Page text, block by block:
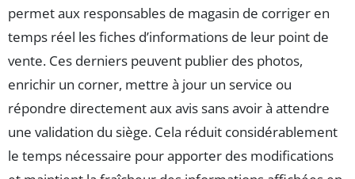
permet aux responsables de magasin de corriger en
temps réel les fiches d’informations de leur point de
vente. Ces derniers peuvent publier des photos,
enrichir un corner, mettre à jour un service ou
répondre directement aux avis sans avoir à attendre
une validation du siège. Cela réduit considérablement
le temps nécessaire pour apporter des modifications